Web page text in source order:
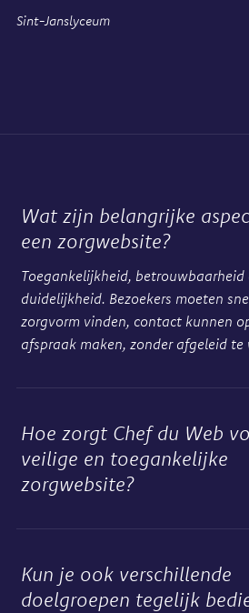
Sint-Janslyceum
Wat zijn belangrijke
een zorgwebsite?
Toegankelijkheid, betrouwbaarheid
duidelijkheid. Bezoekers moeten
zorgvorm vinden, contact kunnen
afspraak maken, zonder afgeleid te
Hoe zorgt Chef du Web
veilige en toegankelijke
zorgwebsite?
Kun je ook verschillende
doelgroepen tegelijk